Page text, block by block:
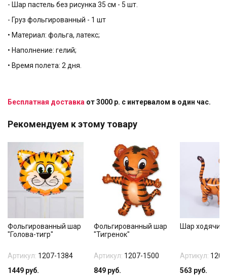
- Шар пастель без рисунка 35 см - 5 шт.
- Груз фольгированный - 1 шт
• Материал: фольга, латекс;
• Наполнение: гелий;
• Время полета: 2 дня.
Бесплатная доставка от 3000 р. с интервалом в один час.
Рекомендуем к этому товару
Фольгированный шар
"Голова-тигр"
Артикул: 1207-1384
1449 руб.
Фольгированный шар
"Тигренок"
Артикул: 1207-1500
849 руб.
Шар ходячий
Артикул:
563 руб.